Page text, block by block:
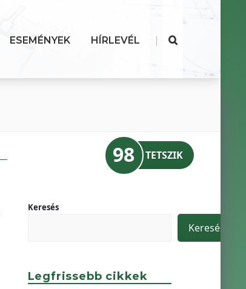
ESEMÉNYEK HÍRLEVÉL |
98 TETSZIK
Keresés
Keresés
Legfrissebb cikkek